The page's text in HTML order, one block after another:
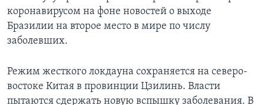
коронавирусом на фоне новостей о выходе
Бразилии на второе место в мире по числу
заболевших.
Режим жесткого локдауна сохраняется на северо-
востоке Китая в провинции Цзилинь. Власти
пытаются сдержать новую вспышку заболевания. В